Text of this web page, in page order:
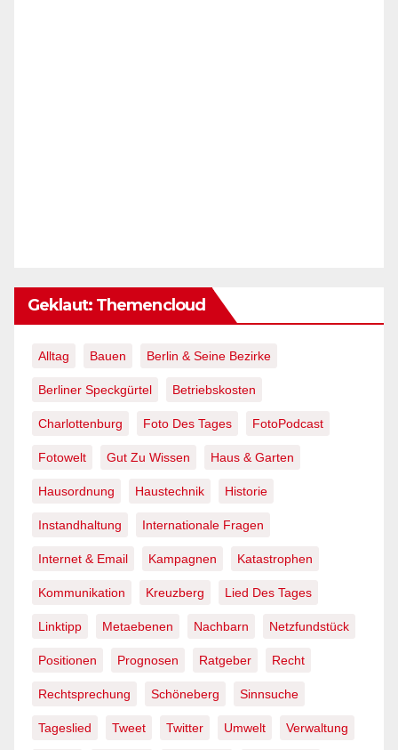
Geklaut: Themencloud
Alltag Bauen Berlin & Seine Bezirke
Berliner Speckgürtel Betriebskosten
Charlottenburg Foto Des Tages FotoPodcast
Fotowelt Gut Zu Wissen Haus & Garten
Hausordnung Haustechnik Historie
Instandhaltung Internationale Fragen
Internet & Email Kampagnen Katastrophen
Kommunikation Kreuzberg Lied Des Tages
Linktipp Metaebenen Nachbarn Netzfundstück
Positionen Prognosen Ratgeber Recht
Rechtsprechung Schöneberg Sinnsuche
Tageslied Tweet Twitter Umwelt Verwaltung